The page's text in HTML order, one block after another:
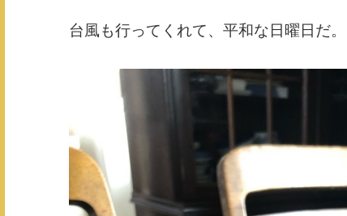
台風も行ってくれて、平和な日曜日だ。